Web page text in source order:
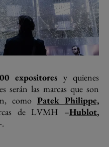
expositores y quienes
serán las marcas que son
como Patek Philippe,
de LVMH –Hublot,
-.